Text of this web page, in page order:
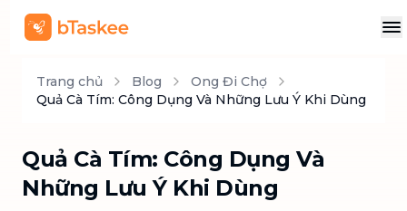
Trang chủ Blog
Ong Đi Chợ
Quả Cà Tím: Công Dụng Và Những Lưu Ý Khi Dùng
Quả Cà Tím: Công Dụng Và
Những Lưu Ý Khi Dùng